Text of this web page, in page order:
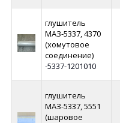
глушитель
МАЗ-5337, 4370
(хомутовое
соединение)
-5337-1201010
глушитель
МАЗ-5337, 5551
(шаровое